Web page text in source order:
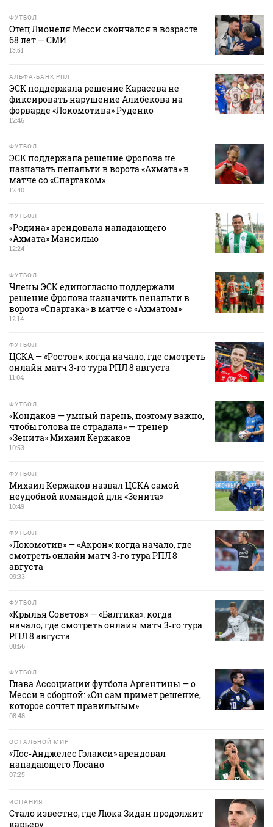
ФУТБОЛ
Отец Лионеля Месси скончался в возрасте
68 лет — СМИ
13:51
АЛЬФА-БАНК РПЛ
ЭСК поддержала решение Карасева не
фиксировать нарушение Алибекова на
форварде «Локомотива» Руденко
12:46
ФУТБОЛ
ЭСК поддержала решение Фролова не
назначать пенальти в ворота «Ахмата» в
матче со «Спартаком»
12:40
ФУТБОЛ
«Родина» арендовала нападающего
«Ахмата» Мансилью
12:24
ФУТБОЛ
Члены ЭСК единогласно поддержали
решение Фролова назначить пенальти в
ворота «Спартака» в матче с «Ахматом»
12:14
ФУТБОЛ
ЦСКА — «Ростов»: когда начало, где смотреть
онлайн матч 3‑го тура РПЛ 8 августа
11:04
ФУТБОЛ
«Кондаков — умный парень, поэтому важно,
чтобы голова не страдала» — тренер
«Зенита» Михаил Кержаков
10:53
ФУТБОЛ
Михаил Кержаков назвал ЦСКА самой
неудобной командой для «Зенита»
10:49
ФУТБОЛ
«Локомотив» — «Акрон»: когда начало, где
смотреть онлайн матч 3‑го тура РПЛ 8
августа
09:33
ФУТБОЛ
«Крылья Советов» — «Балтика»: когда
начало, где смотреть онлайн матч 3‑го тура
РПЛ 8 августа
08:56
ФУТБОЛ
Глава Ассоциации футбола Аргентины — о
Месси в сборной: «Он сам примет решение,
которое сочтет правильным»
08:48
ОСТАЛЬНОЙ МИР
«Лос‑Анджелес Гэлакси» арендовал
нападающего Лосано
07:25
ИСПАНИЯ
Стало известно, где Люка Зидан продолжит
карьеру